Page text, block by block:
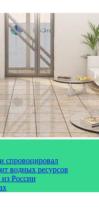
спровоцировал
водных ресурсов
России